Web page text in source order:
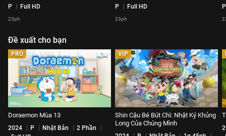
P Full HD
23ph
P Full HD
23ph
P
Đề xuất cho bạn
PRO
Doraemon Mùa 13
2024 P Nhật Bản
2 Phần
VIP
Shin Cậu Bé Bút Chì: Nhật Ký Khủng
Long Của Chúng Mình